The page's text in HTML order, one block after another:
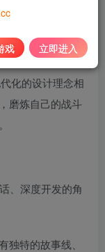
界RPG。满怀热
化的设计理念相
磨炼自己的战斗
、深度开发的角
特的故事线、
戏 立即进入